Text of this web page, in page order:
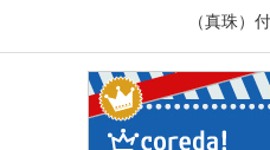
（真珠）